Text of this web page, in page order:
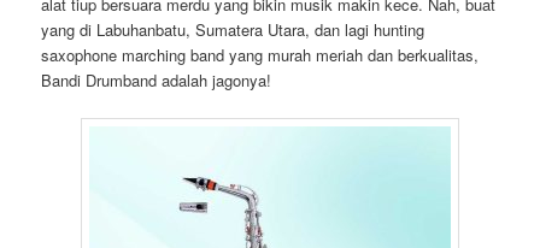
yang di Labuhanbatu, Sumatera Utara, dan lagi hunting
saxophone marching band yang murah meriah dan berkualitas,
Bandi Drumband adalah jagonya!